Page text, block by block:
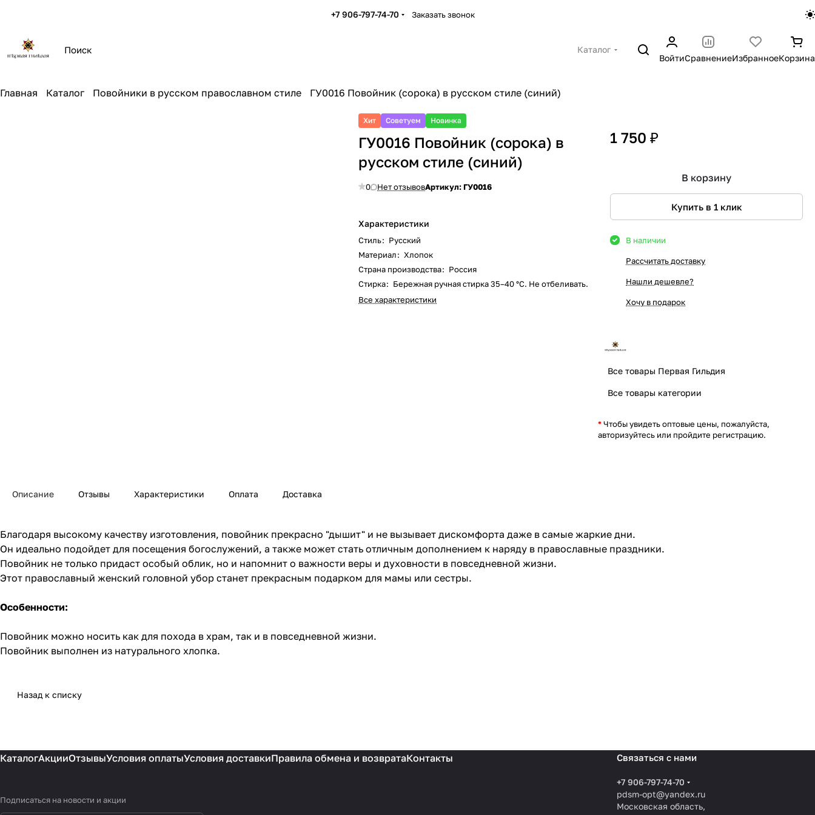
+7 906-797-74-70 Заказать звонок
Каталог
ВойтиСравнениеИзбранноеКорзина
Главная Каталог Повойники в русском православном стиле ГУ0016 Повойник (сорока) в русском стиле (синий)
Хит Советуем Новинка
ГУ0016 Повойник (сорока) в
русском стиле (синий)
0 Нет отзывовАртикул:ГУ0016
Характеристики
Стиль: Русский
Материал: Хлопок
Страна производства: Россия
Стирка: Бережная ручная стирка 35–40 °С. Не отбеливать.
Все характеристики
1 750 ₽
В корзину
Купить в 1 клик
В наличии
Рассчитать доставку
Нашли дешевле?
Хочу в подарок
Все товары Первая Гильдия
Все товары категории
*Чтобы увидеть оптовые цены, пожалуйста,
авторизуйтесь или пройдите регистрацию.
Описание Отзывы Характеристики Оплата Доставка
Благодаря высокому качеству изготовления, повойник прекрасно "дышит" и не вызывает дискомфорта даже в самые жаркие дни.
Он идеально подойдет для посещения богослужений, а также может стать отличным дополнением к наряду в православные праздники.
Повойник не только придаст особый облик, но и напомнит о важности веры и духовности в повседневной жизни.
Этот православный женский головной убор станет прекрасным подарком для мамы или сестры.
Особенности:
Повойник можно носить как для похода в храм, так и в повседневной жизни.
Повойник выполнен из натурального хлопка.
Назад к списку
КаталогАкцииОтзывыУсловия оплатыУсловия доставкиПравила обмена и возвратаКонтакты
Подписаться на новости и акции
Связаться с нами
+7 906-797-74-70
pdsm-opt@yandex.ru
Московская область,